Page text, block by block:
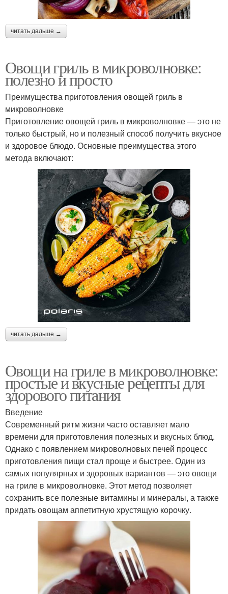
читать дальше →
Овощи гриль в микроволновке:
полезно и просто
Преимущества приготовления овощей гриль в
микроволновке
Приготовление овощей гриль в микроволновке — это не
только быстрый, но и полезный способ получить вкусное
и здоровое блюдо. Основные преимущества этого
метода включают:
читать дальше →
Овощи на гриле в микроволновке:
простые и вкусные рецепты для
здорового питания
Введение
Современный ритм жизни часто оставляет мало
времени для приготовления полезных и вкусных блюд.
Однако с появлением микроволновых печей процесс
приготовления пищи стал проще и быстрее. Один из
самых популярных и здоровых вариантов — это овощи
на гриле в микроволновке. Этот метод позволяет
сохранить все полезные витамины и минералы, а также
придать овощам аппетитную хрустящую корочку.